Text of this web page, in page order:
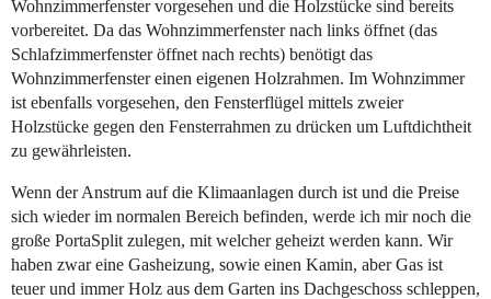
Wohnzimmerfenster vorgesehen und die Holzstücke sind bereits
vorbereitet. Da das Wohnzimmerfenster nach links öffnet (das
Schlafzimmerfenster öffnet nach rechts) benötigt das
Wohnzimmerfenster einen eigenen Holzrahmen. Im Wohnzimmer
ist ebenfalls vorgesehen, den Fensterflügel mittels zweier
Holzstücke gegen den Fensterrahmen zu drücken um Luftdichtheit
zu gewährleisten.
Wenn der Anstrum auf die Klimaanlagen durch ist und die Preise
sich wieder im normalen Bereich befinden, werde ich mir noch die
große PortaSplit zulegen, mit welcher geheizt werden kann. Wir
haben zwar eine Gasheizung, sowie einen Kamin, aber Gas ist
teuer und immer Holz aus dem Garten ins Dachgeschoss schleppen,